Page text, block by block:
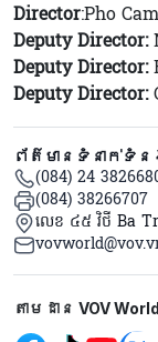
Director:Pho
Deputy Director:
Deputy Director:
Deputy Director:
ព័ត៌មានទំនាក់ទំន
(084) 24
(084) 38266707
លេខ ៤៥ វិថី Ba
Mạng xã
តាមដាន VOV